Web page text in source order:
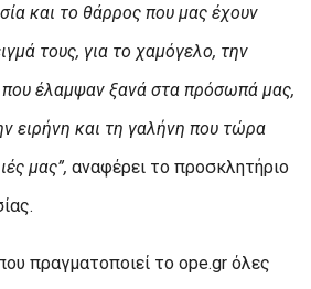
και το θάρρος που μας έχουν
τους, για το χαμόγελο, την
έλαμψαν ξανά στα πρόσωπά μας,
ειρήνη και τη γαλήνη που τώρα
μας”, αναφέρει το προσκλητήριο
πραγματοποιεί το ope.gr όλες